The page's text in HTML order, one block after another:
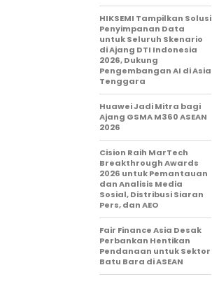
HIKSEMI Tampilkan Solusi
Penyimpanan Data
untuk Seluruh Skenario
di Ajang DTI Indonesia
2026, Dukung
Pengembangan AI di Asia
Tenggara
Huawei Jadi Mitra bagi
Ajang GSMA M360 ASEAN
2026
Cision Raih MarTech
Breakthrough Awards
2026 untuk Pemantauan
dan Analisis Media
Sosial, Distribusi Siaran
Pers, dan AEO
Fair Finance Asia Desak
Perbankan Hentikan
Pendanaan untuk Sektor
Batu Bara di ASEAN